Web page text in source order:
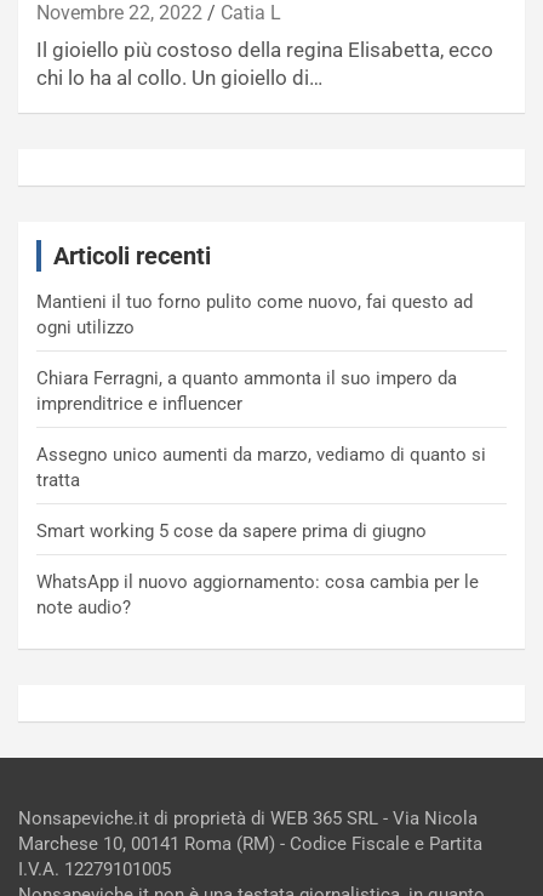
Novembre 22, 2022 Catia L
Il gioiello più costoso della regina Elisabetta, ecco
chi lo ha al collo. Un gioiello di…
Articoli recenti
Mantieni il tuo forno pulito come nuovo, fai questo ad
ogni utilizzo
Chiara Ferragni, a quanto ammonta il suo impero da
imprenditrice e influencer
Assegno unico aumenti da marzo, vediamo di quanto si
tratta
Smart working 5 cose da sapere prima di giugno
WhatsApp il nuovo aggiornamento: cosa cambia per le
note audio?
Nonsapeviche.it di proprietà di WEB 365 SRL - Via Nicola
Marchese 10, 00141 Roma (RM) - Codice Fiscale e Partita
I.V.A. 12279101005